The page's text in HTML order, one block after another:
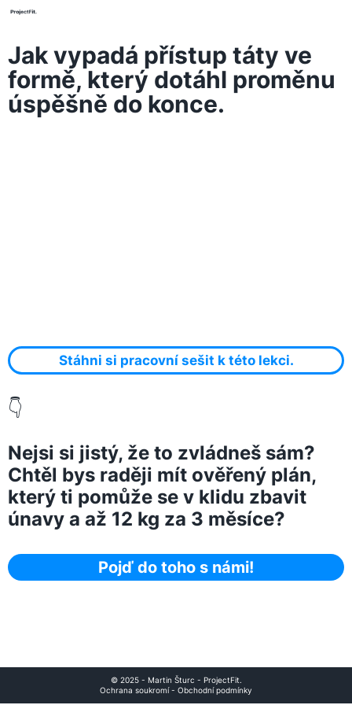
Jak vypadá přístup táty ve
formě, který dotáhl proměnu
úspěšně do konce.
Stáhni si pracovní sešit k této lekci.
👇
Nejsi si jistý, že to zvládneš sám?
Chtěl bys raději mít ověřený plán,
který ti pomůže se v klidu zbavit
únavy a až 12 kg za 3 měsíce?
Pojď do toho s námi!
© 2025 - Martin Šturc - ProjectFit.
Ochrana soukromí- Obchodní podmínky